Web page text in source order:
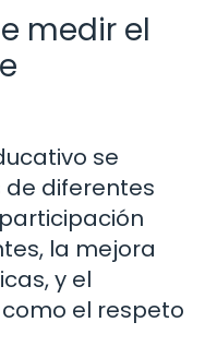
medir el
se
diferentes
la mejora
y el
el respeto